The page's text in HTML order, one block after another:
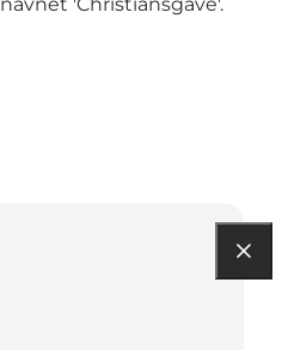
'Christiansgave'.